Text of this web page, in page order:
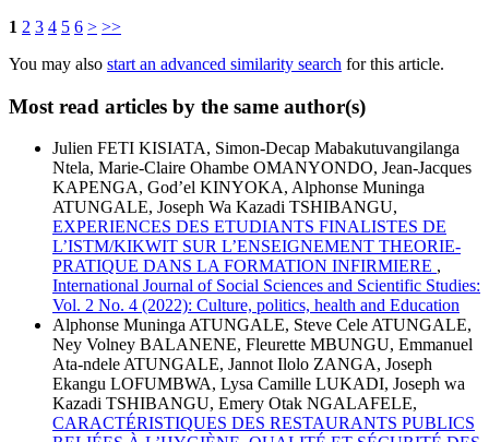
1 2 3 4 5 6 > >>
You may also start an advanced similarity search for this article.
Most read articles by the same author(s)
Julien FETI KISIATA, Simon-Decap Mabakutuvangilanga
Ntela, Marie-Claire Ohambe OMANYONDO, Jean-Jacques
KAPENGA, God’el KINYOKA, Alphonse Muninga
ATUNGALE, Joseph Wa Kazadi TSHIBANGU,
EXPERIENCES DES ETUDIANTS FINALISTES DE
L’ISTM/KIKWIT SUR L’ENSEIGNEMENT THEORIE-
PRATIQUE DANS LA FORMATION INFIRMIERE ,
International Journal of Social Sciences and Scientific Studies:
Vol. 2 No. 4 (2022): Culture, politics, health and Education
Alphonse Muninga ATUNGALE, Steve Cele ATUNGALE,
Ney Volney BALANENE, Fleurette MBUNGU, Emmanuel
Ata-ndele ATUNGALE, Jannot Ilolo ZANGA, Joseph
Ekangu LOFUMBWA, Lysa Camille LUKADI, Joseph wa
Kazadi TSHIBANGU, Emery Otak NGALAFELE,
CARACTÉRISTIQUES DES RESTAURANTS PUBLICS